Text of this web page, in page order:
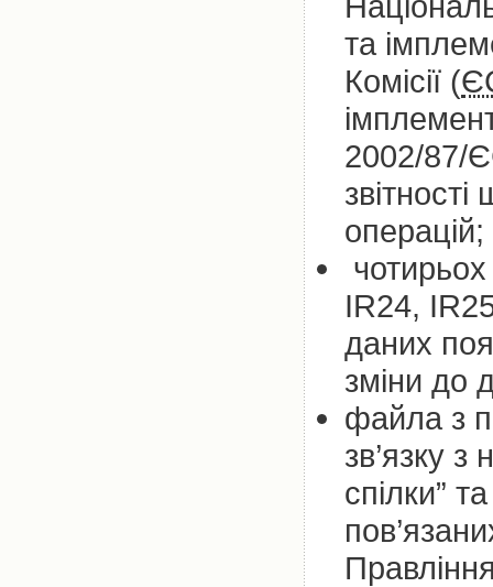
та
Комісії (
2002/87/
операцій;
IR24,
даних
зміни до
файла з
зв’язку
спілки”